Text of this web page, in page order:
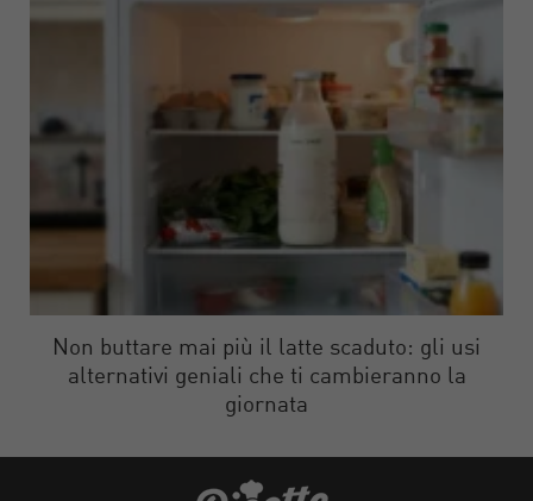
Non buttare mai più il latte scaduto: gli usi
alternativi geniali che ti cambieranno la
giornata